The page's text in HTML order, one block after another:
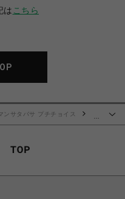
は こちら
ンサタバサ プチチョイス